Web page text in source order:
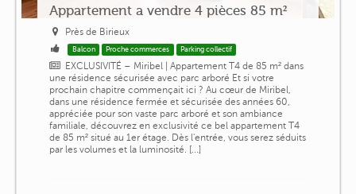
Appartement a vendre 4 pièces 85 m²
Près de Birieux
Balcon Proche commerces Parking collectif
EXCLUSIVITÉ – Miribel | Appartement T4 de 85 m² dans
une résidence sécurisée avec parc arboré Et si votre
prochain chapitre commençait ici ? Au cœur de Miribel,
dans une résidence fermée et sécurisée des années 60,
appréciée pour son vaste parc arboré et son ambiance
familiale, découvrez en exclusivité ce bel appartement T4
de 85 m² situé au 1er étage. Dès l'entrée, vous serez séduits
par les volumes et la luminosité. [...]